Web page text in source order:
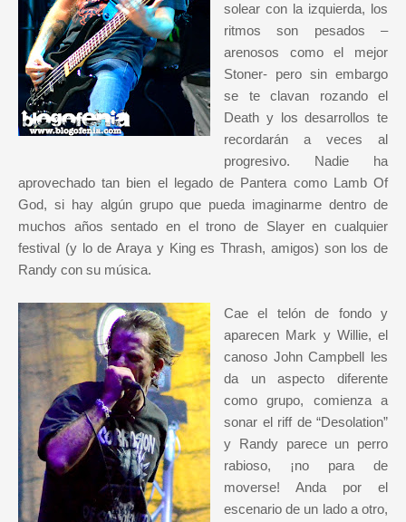
solear con la izquierda, los
ritmos son pesados –
arenosos como el mejor
Stoner- pero sin embargo
se te clavan rozando el
Death y los desarrollos te
recordarán a veces al
progresivo. Nadie ha
aprovechado tan bien el legado de Pantera como Lamb Of
God, si hay algún grupo que pueda imaginarme dentro de
muchos años sentado en el trono de Slayer en cualquier
festival (y lo de Araya y King es Thrash, amigos) son los de
Randy con su música.
Cae el telón de fondo y
aparecen Mark y Willie, el
canoso John Campbell les
da un aspecto diferente
como grupo, comienza a
sonar el riff de “Desolation”
y Randy parece un perro
rabioso, ¡no para de
moverse! Anda por el
escenario de un lado a otro,